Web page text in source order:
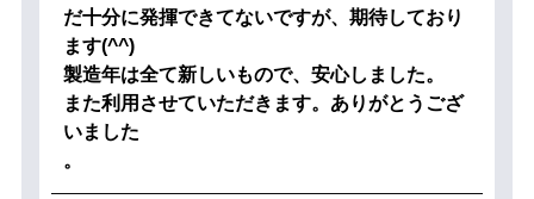
だ十分に発揮できてないですが、期待しており
ます(^^)
製造年は全て新しいもので、安心しました。
また利用させていただきます。ありがとうござ
いました
。